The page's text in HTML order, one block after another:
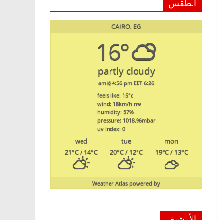
الطقس
CAIRO, EG
16°
partly cloudy
6:26 am
4:56 pm EET
feels like: 15°c
wind: 18km/h nw
humidity: 57%
pressure: 1018.96mbar
uv index: 0
mon
tue
wed
19°C/ 13°C
20°C/ 12°C
21°C/ 14°C
powered by
Weather Atlas